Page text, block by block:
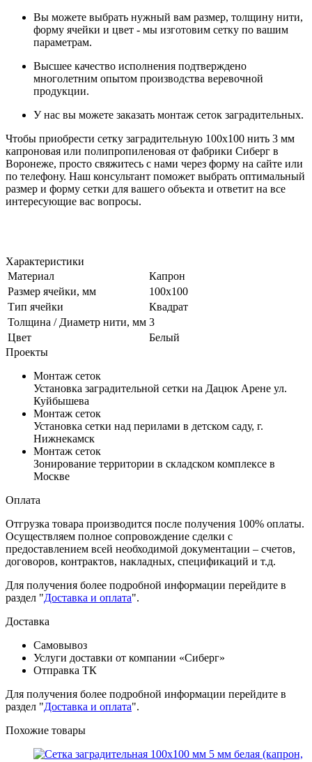
Вы можете выбрать нужный вам размер, толщину нити,
форму ячейки и цвет - мы изготовим сетку по вашим
параметрам.
Высшее качество исполнения подтверждено
многолетним опытом производства веревочной
продукции.
У нас вы можете заказать монтаж сеток заградительных.
Чтобы приобрести сетку заградительную 100х100 нить 3 мм
капроновая или полипропиленовая от фабрики Сиберг в
Воронеже, просто свяжитесь с нами через форму на сайте или
по телефону. Наш консультант поможет выбрать оптимальный
размер и форму сетки для вашего объекта и ответит на все
интересующие вас вопросы.
Характеристики
Материал
Капрон
Размер ячейки, мм
100х100
Тип ячейки
Квадрат
Толщина / Диаметр нити, мм 3
Цвет
Белый
Проекты
Монтаж сеток
Установка заградительной сетки на Дацюк Арене ул.
Куйбышева
Монтаж сеток
Установка сетки над перилами в детском саду, г.
Нижнекамск
Монтаж сеток
Зонирование территории в складском комплексе в
Москве
Оплата
Отгрузка товара производится после получения 100% оплаты.
Осуществляем полное сопровождение сделки с
предоставлением всей необходимой документации – счетов,
договоров, контрактов, накладных, спецификаций и т.д.
Для получения более подробной информации перейдите в
раздел "Доставка и оплата".
Доставка
Самовывоз
Услуги доставки от компании «Сиберг»
Отправка ТК
Для получения более подробной информации перейдите в
раздел "Доставка и оплата".
Похожие товары